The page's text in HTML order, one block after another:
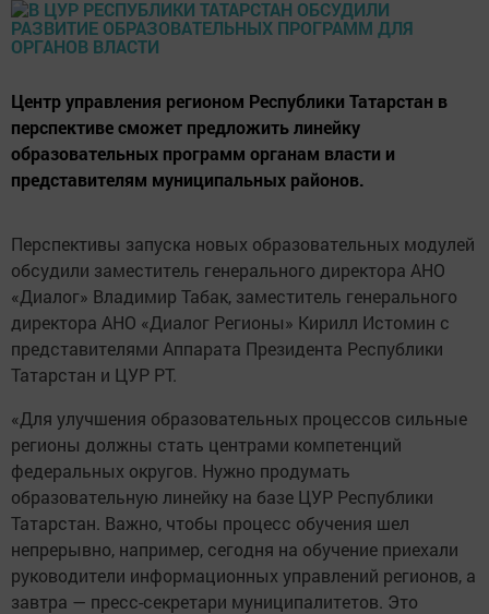
Центр управления регионом Республики Татарстан в
перспективе сможет предложить линейку
образовательных программ органам власти и
представителям муниципальных районов.
Перспективы запуска новых образовательных модулей
обсудили заместитель генерального директора АНО
«Диалог» Владимир Табак, заместитель генерального
директора АНО «Диалог Регионы» Кирилл Истомин с
представителями Аппарата Президента Республики
Татарстан и ЦУР РТ.
«Для улучшения образовательных процессов сильные
регионы должны стать центрами компетенций
федеральных округов. Нужно продумать
образовательную линейку на базе ЦУР Республики
Татарстан. Важно, чтобы процесс обучения шел
непрерывно, например, сегодня на обучение приехали
руководители информационных управлений регионов, а
завтра — пресс-секретари муниципалитетов. Это